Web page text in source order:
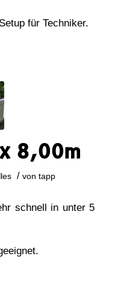
für Techniker.
8,00m
/ von tapp
schnell in unter 5